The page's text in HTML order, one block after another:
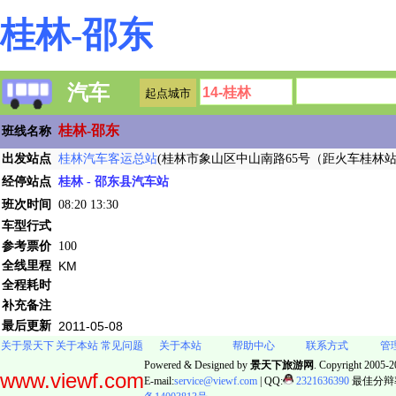
桂林-邵东
汽车
班线名称 桂林-邵东
出发站点 桂林汽车客运总站(桂林市象山区中山南路65号（距火车桂林
经停站点 桂林 - 邵东县汽车站
班次时间
08:20 13:30
车型行式
参考票价 100
全线里程 KM
全程耗时
补充备注
最后更新 2011-05-08
关于景天下 关于本站 常见问题 关于本站 帮助中心 联系方式 管
www.viewf.com
Powered & Designed by 景天下旅游网 . Copyright 2005-
E-mail:service@viewf.com | QQ: 2321636390 最佳分